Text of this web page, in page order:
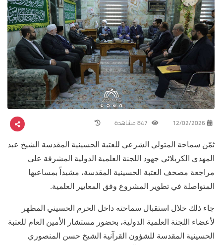
12/02/2026
ثمّن سماحة المتولي الشرعي للعتبة الحسينية المقدسة الشيخ عبد
المهدي الكربلائي جهود اللجنة العلمية الدولية المشرفة على
مراجعة مصحف العتبة الحسينية المقدسة، مشيداً بمساعيها
المتواصلة في تطوير المشروع وفق المعايير العلمية.
جاء ذلك خلال استقبال سماحته داخل الحرم الحسيني المطهر
لأعضاء اللجنة العلمية الدولية، بحضور مستشار الأمين العام للعتبة
الحسينية المقدسة للشؤون القرآنية الشيخ حسن المنصوري